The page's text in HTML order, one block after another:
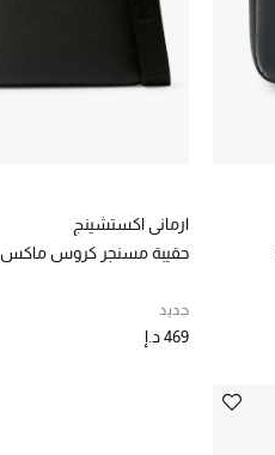
ارماني اكستشينج
حقيبة مسنجر كروس ماكس
جديد
469 د.إ